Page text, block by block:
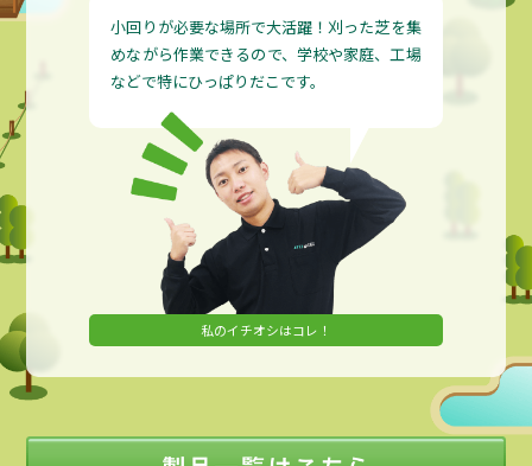
小回りが必要な場所で大活躍！刈った芝を集
めながら作業できるので、学校や家庭、工場
などで特にひっぱりだこです。
私のイチオシはコレ！